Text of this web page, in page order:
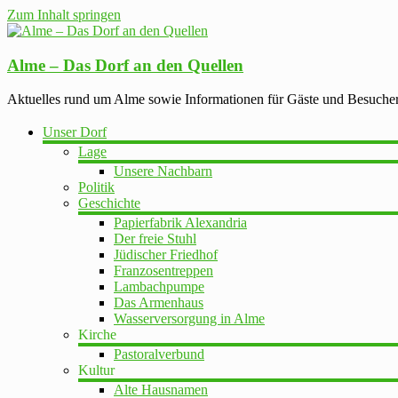
Zum Inhalt springen
Alme – Das Dorf an den Quellen
Aktuelles rund um Alme sowie Informationen für Gäste und
Unser Dorf
Lage
Unsere Nachbarn
Politik
Geschichte
Papierfabrik Alexandria
Der freie Stuhl
Jüdischer Friedhof
Franzosentreppen
Lambachpumpe
Das Armenhaus
Wasserversorgung in Alme
Kirche
Pastoralverbund
Kultur
Alte Hausnamen